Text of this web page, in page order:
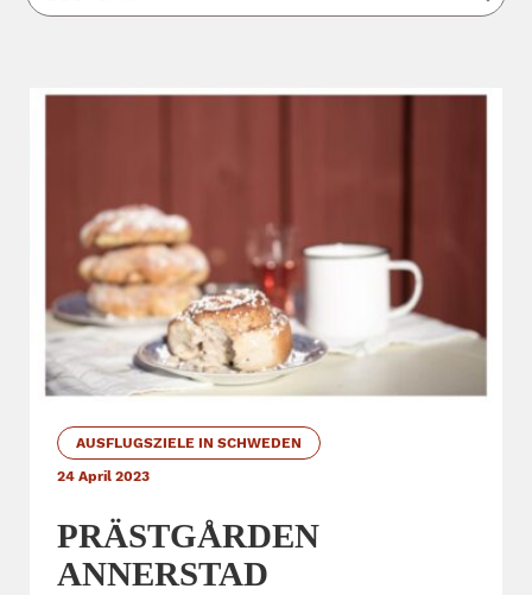
AUSFLUGSZIELE IN SCHWEDEN
24 April 2023
PRÄSTGÅRDEN
ANNERSTAD